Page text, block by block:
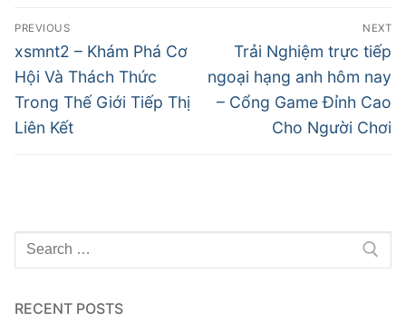
Post
navigation
PREVIOUS
Previous
post:
xsmnt2 – Khám Phá Cơ
Hội Và Thách Thức
Trong Thế Giới Tiếp Thị
Liên Kết
NEXT
Next
post:
Trải Nghiệm trực tiếp
ngoại hạng anh hôm nay
– Cổng Game Đỉnh Cao
Cho Người Chơi
Search
for:
RECENT POSTS